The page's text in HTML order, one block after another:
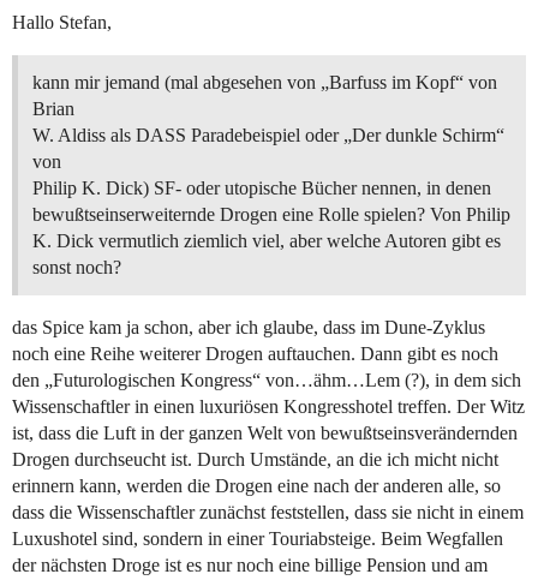
Hallo Stefan,
kann mir jemand (mal abgesehen von „Barfuss im Kopf“ von
Brian
W. Aldiss als DASS Paradebeispiel oder „Der dunkle Schirm“
von
Philip K. Dick) SF- oder utopische Bücher nennen, in denen
bewußtseinserweiternde Drogen eine Rolle spielen? Von Philip
K. Dick vermutlich ziemlich viel, aber welche Autoren gibt es
sonst noch?
das Spice kam ja schon, aber ich glaube, dass im Dune-Zyklus
noch eine Reihe weiterer Drogen auftauchen. Dann gibt es noch
den „Futurologischen Kongress“ von…ähm…Lem (?), in dem sich
Wissenschaftler in einen luxuriösen Kongresshotel treffen. Der Witz
ist, dass die Luft in der ganzen Welt von bewußtseinsverändernden
Drogen durchseucht ist. Durch Umstände, an die ich micht nicht
erinnern kann, werden die Drogen eine nach der anderen alle, so
dass die Wissenschaftler zunächst feststellen, dass sie nicht in einem
Luxushotel sind, sondern in einer Touriabsteige. Beim Wegfallen
der nächsten Droge ist es nur noch eine billige Pension und am